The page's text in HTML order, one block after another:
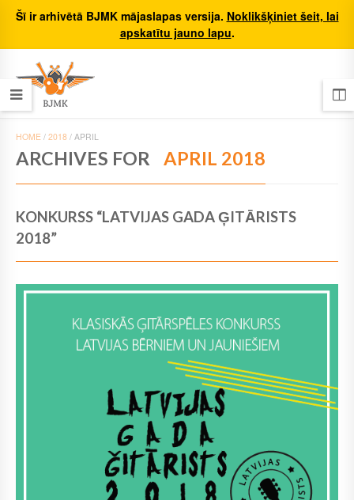
Šī ir arhivētā BJMK mājaslapas versija. Noklikšķiniet šeit, lai
apskatītu jauno lapu.
HOME / 2018 / APRIL
ARCHIVES FOR APRIL 2018
KONKURSS “LATVIJAS GADA ĢITĀRISTS
2018”